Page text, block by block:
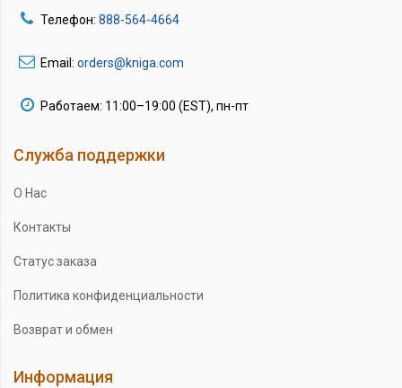
Телефон: 888-564-4664
Email: orders@kniga.com
Работаем: 11:00–19:00 (EST), пн-пт
Служба поддержки
О Нас
Контакты
Статус заказа
Политика конфиденциальности
Возврат и обмен
Информация